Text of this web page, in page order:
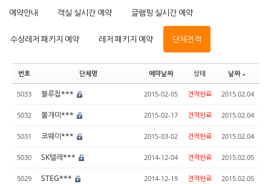
예약안내 객실 실시간 예약 글램핑 실시간 예약
수상레저 패키지 예약 레저 패키지 예약 단체견적
번호 단체명 예약날짜 상태 날짜
5033 블루칩*** 2015-02-05 견적완료 2015.02.04
5032 불개미*** 2015-02-17 견적완료 2015.02.04
5031 코웨이*** 2015-03-02 견적완료 2015.02.04
5030 SK텔레*** 2014-12-04 견적완료 2015.02.05
5029 STEG*** 2014-12-19 견적완료 2015.02.05